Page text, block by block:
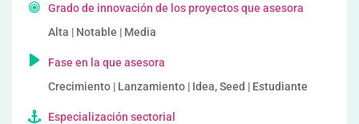
Grado de innovación de los proyectos que asesora
Alta | Notable | Media
Fase en la que asesora
Crecimiento | Lanzamiento | Idea, Seed | Estudiante
Especialización sectorial